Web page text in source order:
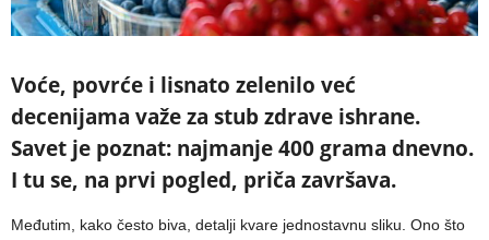
Voće, povrće i lisnato zelenilo već
decenijama važe za stub zdrave ishrane.
Savet je poznat: najmanje 400 grama dnevno.
I tu se, na prvi pogled, priča završava.
Međutim, kako često biva, detalji kvare jednostavnu sliku. Ono što